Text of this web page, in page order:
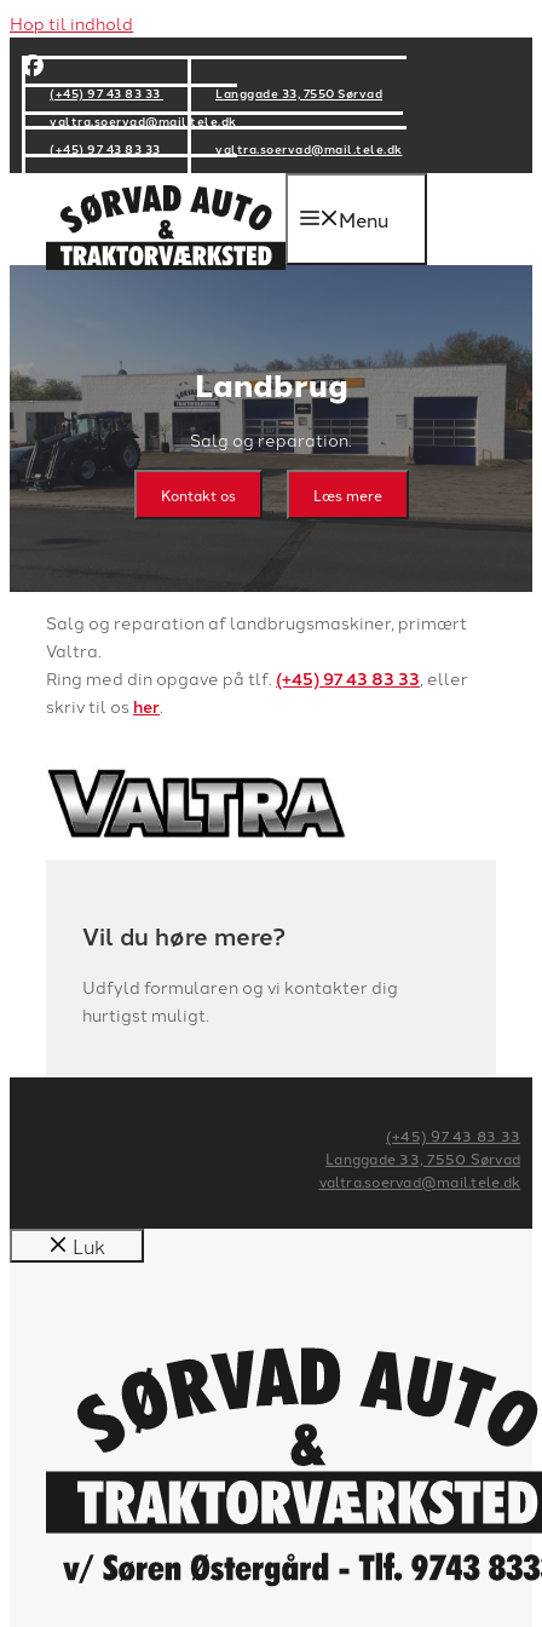
Hop til indhold
(+45) 97 43 83 33
Langgade 33, 7550 Sørvad
valtra.soervad@mail.tele.dk
(+45) 97 43 83 33
valtra.soervad@mail.tele.dk
Menu
Landbrug
Salg og reparation.
Kontakt os Læs mere
Salg og reparation af landbrugsmaskiner, primært
Valtra.
Ring med din opgave på tlf. (+45) 97 43 83 33, eller
skriv til os her.
Vil du høre mere?
Udfyld formularen og vi kontakter dig
hurtigst muligt.
(+45) 97 43 83 33
Langgade 33, 7550 Sørvad
valtra.soervad@mail.tele.dk
Luk